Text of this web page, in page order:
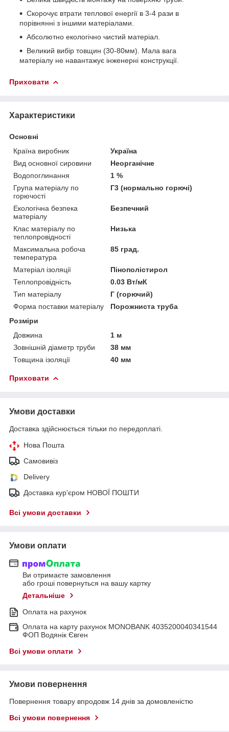
Скорочує втрати теплової енергії в 3-4 рази в
порівнянні з іншими матеріалами.
Абсолютно екологічно чистий матеріал.
Великий вибір товщин (30-80мм). Мала вага
матеріалу не навантажує інженерні конструкції.
Приховати
Характеристики
Основні
Країна виробник
Україна
Вид основної сировини
Неорганічне
Водопоглинання
1 %
Група матеріалу по
горючості
Г3 (нормально горючі)
Екологічна безпека
матеріалу
Безпечний
Клас матеріалу по
теплопровідності
Низька
Максимальна робоча
температура
85 град.
Матеріал ізоляції
Пінополістирол
Теплопровідність
0.03 Вт/мК
Тип матеріалу
Г (горючий)
Форма поставки матеріалу
Порожниста труба
Розміри
Довжина
1 м
Зовнішній діаметр труби
38 мм
Товщина ізоляції
40 мм
Приховати
Умови доставки
Доставка здійснюється тільки по передоплаті.
Нова Пошта
Самовивіз
Delivery
Доставка кур'єром НОВОЇ ПОШТИ
Всі умови доставки
Умови оплати
Ви отримаєте замовлення
або гроші повернуться на вашу картку
Детальніше
Оплата на рахунок
Оплата на карту рахунок MONOBANK 4035200040341544
ФОП Водянік Євген
Всі умови оплати
Умови повернення
Повернення товару впродовж 14 днів за домовленістю
Всі умови повернення